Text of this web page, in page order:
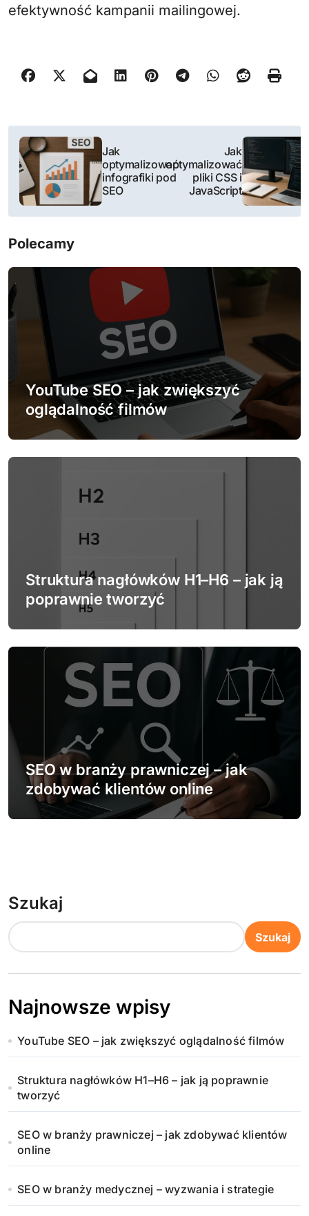
efektywność kampanii mailingowej.
N
w
i
g
a
c
i
Jak
optymalizować
infografiki pod
SEO
Jak
optymalizować
pliki CSS i
JavaScript
Polecamy
YouTube SEO – jak zwiększyć
oglądalność filmów
Struktura nagłówków H1–H6 – jak ją
poprawnie tworzyć
SEO w branży prawniczej – jak
zdobywać klientów online
Szukaj
Szukaj
Najnowsze wpisy
YouTube SEO – jak zwiększyć oglądalność filmów
Struktura nagłówków H1–H6 – jak ją poprawnie
tworzyć
SEO w branży prawniczej – jak zdobywać klientów
online
SEO w branży medycznej – wyzwania i strategie